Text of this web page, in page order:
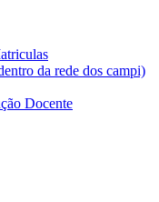
da rede dos campi)
Docente